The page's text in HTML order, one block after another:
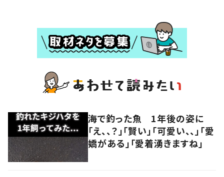
海で釣った魚 1年後の姿に
「え、、？」「賢い」「可愛い、、」「愛
嬌がある」「愛着湧きますね」